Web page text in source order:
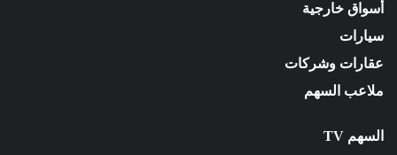
أسواق خارجية
سيارات
عقارات وشركات
ملاعب السهم
السهم TV